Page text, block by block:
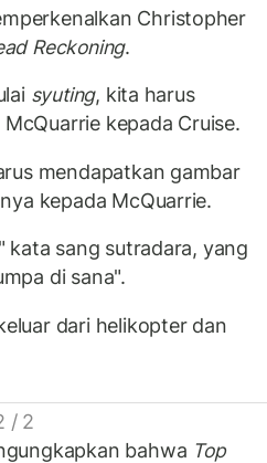
Christopher
Reckoning.
syuting, kita harus
kepada Cruise.
mendapatkan gambar
kepada McQuarrie.
kata sang sutradara, yang
di sana".
dari helikopter dan
/ 2
bahwa Top